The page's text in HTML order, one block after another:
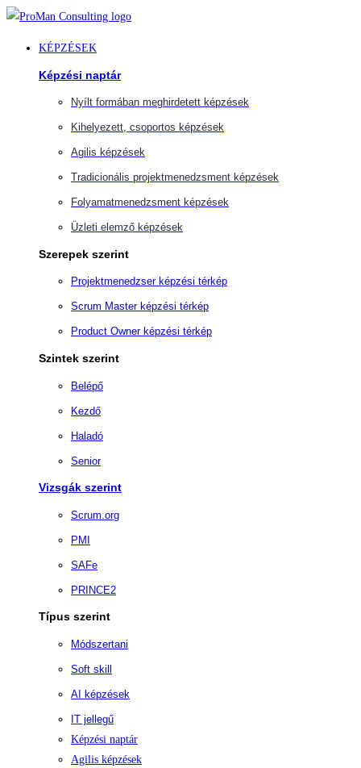
Ugrás
tartalomra
KÉPZÉSEK
Képzési naptár
Nyílt formában meghirdetett képzések
Kihelyezett, csoportos képzések
Agilis képzések
Tradicionális projektmenedzsment képzések
Folyamatmenedzsment képzések
Üzleti elemző képzések
Szerepek szerint
Projektmenedzser képzési térkép
Scrum Master képzési térkép
Product Owner képzési térkép
Szintek szerint
Belépő
Kezdő
Haladó
Senior
Vizsgák szerint
Scrum.org
PMI
SAFe
PRINCE2
Típus szerint
Módszertani
Soft skill
AI képzések
IT jellegű
Képzési naptár
Agilis képzések